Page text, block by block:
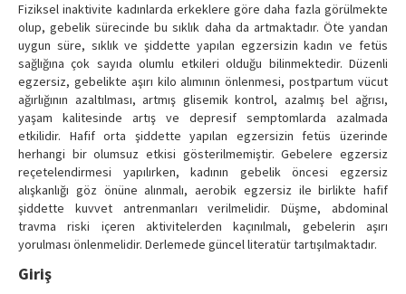
Fiziksel inaktivite kadınlarda erkeklere göre daha fazla görülmekte
olup, gebelik sürecinde bu sıklık daha da artmaktadır. Öte yandan
uygun süre, sıklık ve şiddette yapılan egzersizin kadın ve fetüs
sağlığına çok sayıda olumlu etkileri olduğu bilinmektedir. Düzenli
egzersiz, gebelikte aşırı kilo alımının önlenmesi, postpartum vücut
ağırlığının azaltılması, artmış glisemik kontrol, azalmış bel ağrısı,
yaşam kalitesinde artış ve depresif semptomlarda azalmada
etkilidir. Hafif orta şiddette yapılan egzersizin fetüs üzerinde
herhangi bir olumsuz etkisi gösterilmemiştir. Gebelere egzersiz
reçetelendirmesi yapılırken, kadının gebelik öncesi egzersiz
alışkanlığı göz önüne alınmalı, aerobik egzersiz ile birlikte hafif
şiddette kuvvet antrenmanları verilmelidir. Düşme, abdominal
travma riski içeren aktivitelerden kaçınılmalı, gebelerin aşırı
yorulması önlenmelidir. Derlemede güncel literatür tartışılmaktadır.
Giriş